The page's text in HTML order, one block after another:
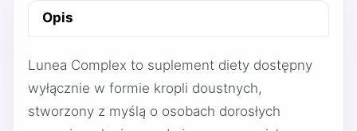
Opis
Lunea Complex to suplement diety dostępny
wyłącznie w formie kropli doustnych,
stworzony z myślą o osobach dorosłych